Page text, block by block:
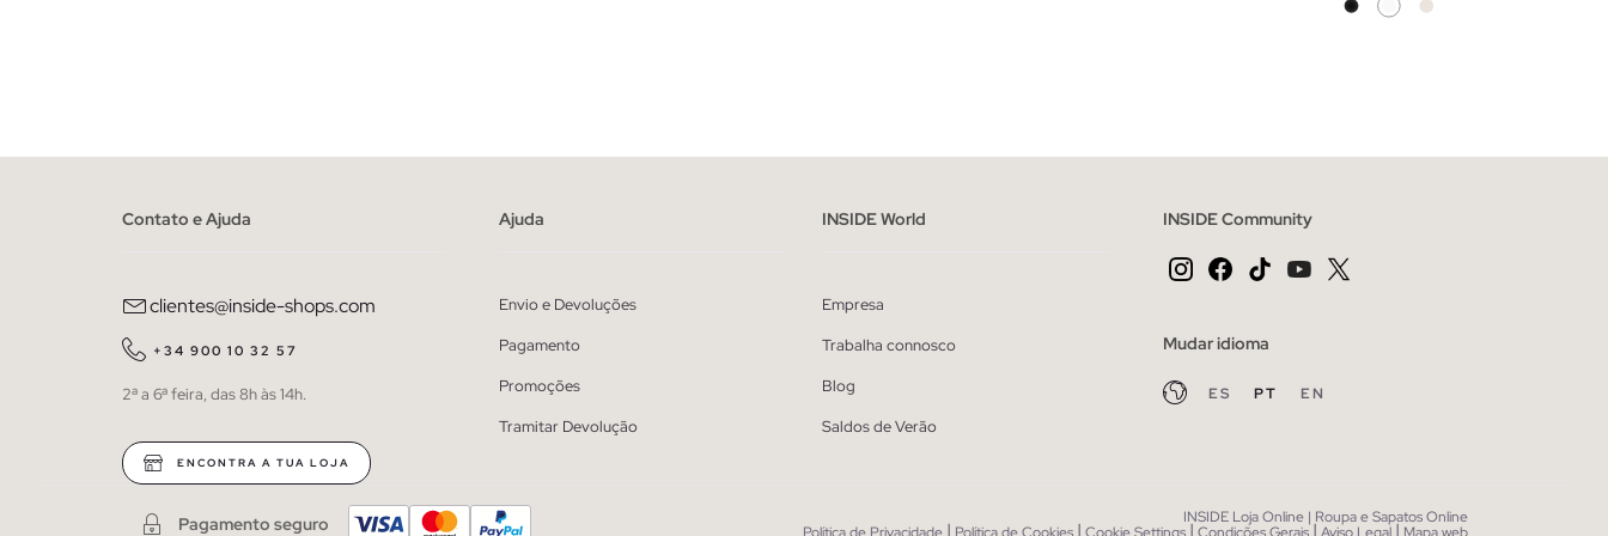
ADICIONAR NO TEU CESTO
Contato e Ajuda
clientes@inside-shops.com
+34 900 10 32 57
2ª a 6ª feira, das 8h às 14h.
ENCONTRA A TUA LOJA
Ajuda
Envio e Devoluções
Pagamento
Promoções
Tramitar Devolução
INSIDE World
Empresa
Trabalha connosco
Blog
Saldos de Verão
INSIDE Community
Mudar idioma
ES PT EN
Pagamento seguro
INSIDE Loja Online | Roupa e Sapatos Online
| | | | |